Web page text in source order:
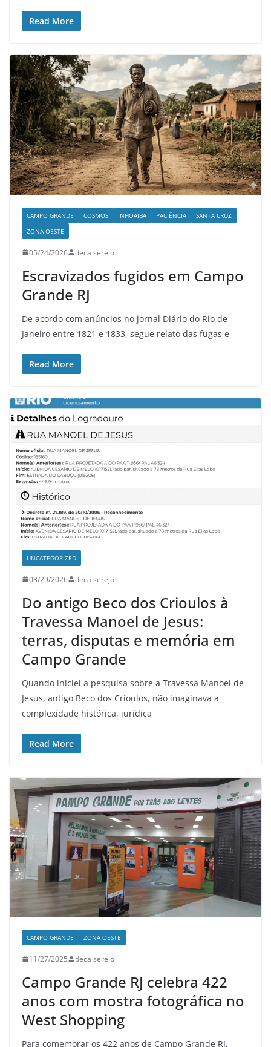
Read More
CAMPO GRANDE COSMOS INHOAIBA PACIÊNCIA
SANTA CRUZ
ZONA OESTE
05/24/2026 deca serejo
Escravizados fugidos em Campo
Grande RJ
De acordo com anúncios no jornal Diário do Rio de
Janeiro entre 1821 e 1833, segue relato das fugas e
Read More
UNCATEGORIZED
03/29/2026 deca serejo
Do antigo Beco dos Crioulos à
Travessa Manoel de Jesus:
terras, disputas e memória em
Campo Grande
Quando iniciei a pesquisa sobre a Travessa Manoel de
Jesus, antigo Beco dos Crioulos, não imaginava a
complexidade histórica, jurídica
Read More
CAMPO GRANDE ZONA OESTE
11/27/2025 deca serejo
Campo Grande RJ celebra 422
anos com mostra fotográfica no
West Shopping
Para comemorar os 422 anos de Campo Grande RJ,